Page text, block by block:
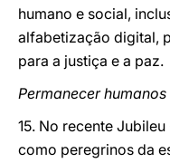
humano e social,
alfabetização digital,
para a justiça e a paz.
Permanecer humanos
15. No recente
como peregrinos da